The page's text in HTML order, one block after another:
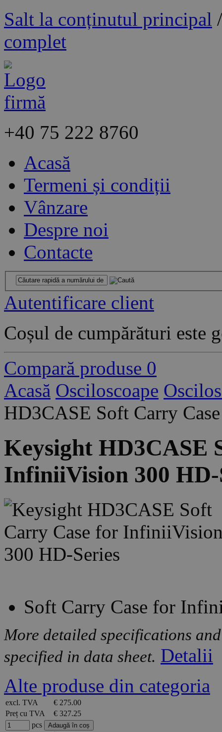
Salt la conținutul principal
complet
+40 75 222 8760
Acasă
Termeni și condiții
Vânzare
Despre noi
Contacte
Autentificare client
Coșul de cumpărături este
Compară produse 0
Acasă Osciloscoape
HD3CASE Soft Carry
Keysight HD3CASE
InfiniiVision 300 HD-
Soft Carry Case for
More detailed specifications
specified in data sheet. Detalii
Alte produse din categoria
excl. TVA
€ 275.00
Preț cu TVA
€ 327.25
pcs